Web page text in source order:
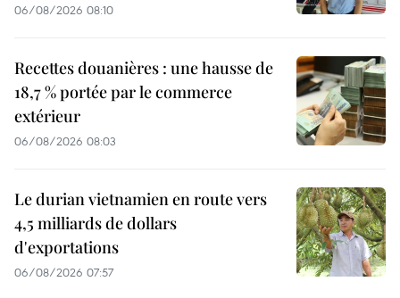
06/08/2026 08:10
Recettes douanières : une hausse de
18,7 % portée par le commerce
extérieur
06/08/2026 08:03
Le durian vietnamien en route vers
4,5 milliards de dollars
d'exportations
06/08/2026 07:57